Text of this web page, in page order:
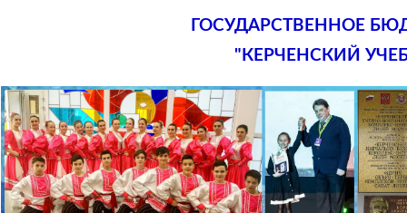
ГОСУДАРСТВЕННОЕ
"КЕРЧЕНСКИЙ